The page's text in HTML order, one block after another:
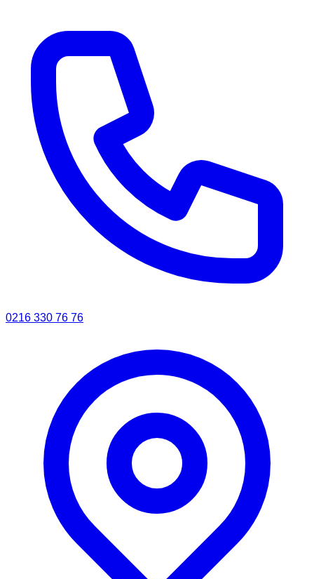
0216 330 76 76